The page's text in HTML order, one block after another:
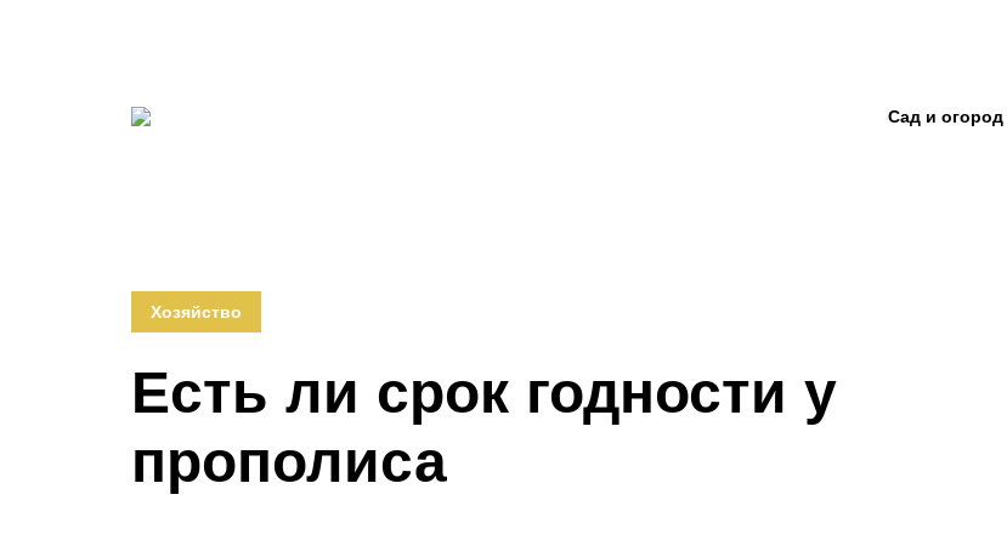
Сад и огород
Хозяйство
Есть ли срок годности у
прополиса